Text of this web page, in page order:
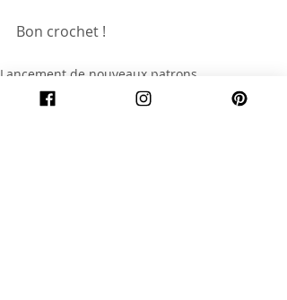
Bon crochet !
Lancement de nouveaux patrons